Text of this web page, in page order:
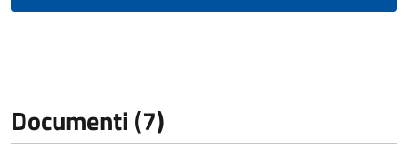
Documenti (7)